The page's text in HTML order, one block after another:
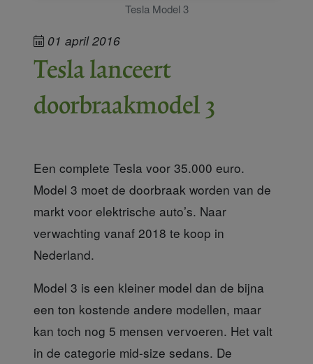
Tesla Model 3
01 april 2016
Tesla lanceert
doorbraakmodel 3
Een complete Tesla voor 35.000 euro.
Model 3 moet de doorbraak worden van de
markt voor elektrische auto’s. Naar
verwachting vanaf 2018 te koop in
Nederland.
Model 3 is een kleiner model dan de bijna
een ton kostende andere modellen, maar
kan toch nog 5 mensen vervoeren. Het valt
in de categorie mid-size sedans. De